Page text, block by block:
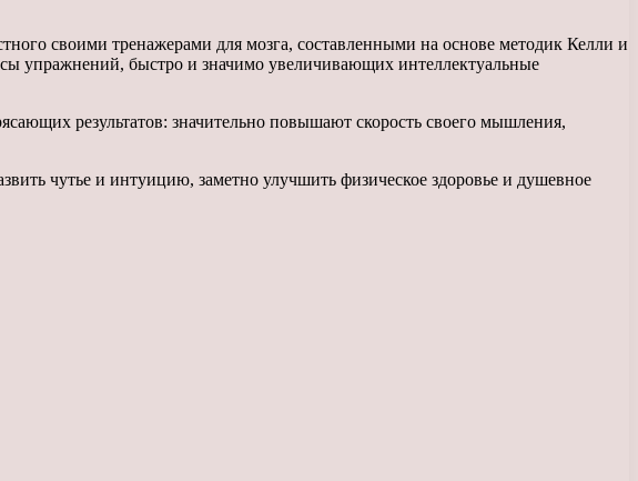
своими тренажерами для мозга, составленными на основе методик Келли и
упражнений, быстро и значимо увеличивающих интеллектуальные
результатов: значительно повышают скорость своего мышления,
чутье и интуицию, заметно улучшить физическое здоровье и душевное